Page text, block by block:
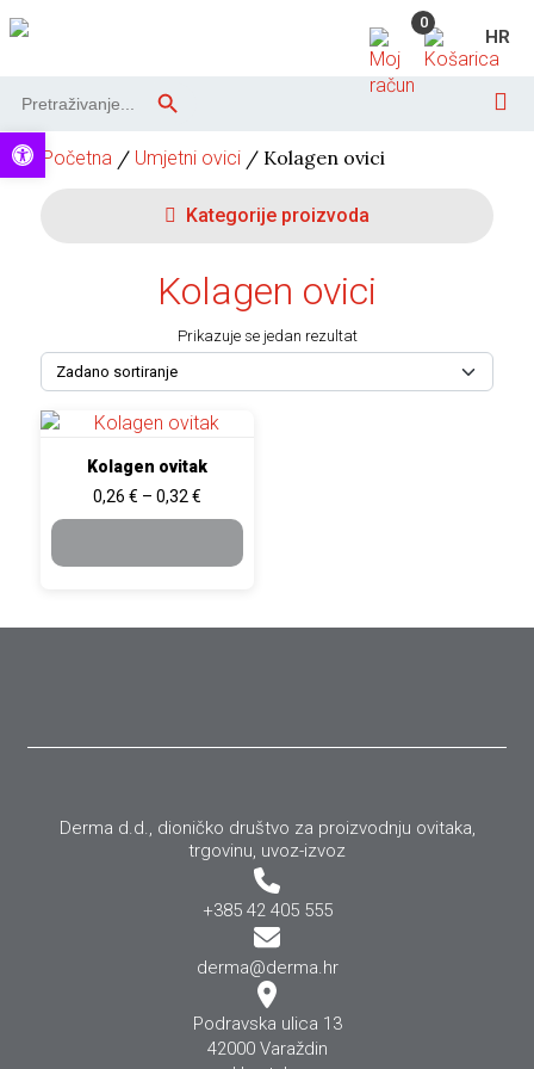
Open toolbar
0
HR
for:
Kategorije proizvoda
Početna/ Umjetni ovici/ Kolagen ovici
Kolagen ovici
Prikazuje se jedan rezultat
Kolagen ovitak
0,26 € – 0,32 €Raspon cijena: od 0,26 € do 0,32 €
Ovaj proizvod ima više varijanti. Opcije se mogu odabrati
Derma d.d., dioničko društvo za proizvodnju ovitaka,
trgovinu, uvoz-izvoz
+385 42 405 555
derma@derma.hr
Podravska ulica 13
42000 Varaždin